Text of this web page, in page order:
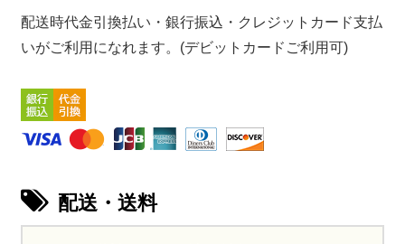
配送時代金引換払い・銀行振込・クレジットカード支払
いがご利用になれます。(デビットカードご利用可)
配送・送料